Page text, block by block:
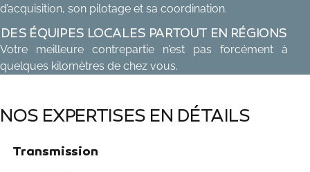
d’acqui­sition, son pilotage et sa coordination.
DES ÉQUIPES LOCALES PARTOUT EN RÉGIONS
Votre meilleure contrepartie n’est pas forcément à
quelques kilomètres de chez vous.
NOS EXPERTISES EN DÉTAILS
Transmission